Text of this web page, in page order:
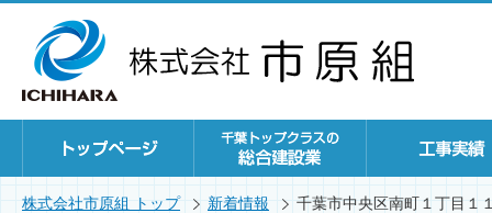
株式会社市原組 トップ 新着情報 千葉市中央区南町１丁目１